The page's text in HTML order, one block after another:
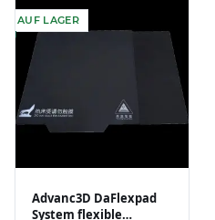
AUF LAGER
Advanc3D DaFlexpad
System flexible